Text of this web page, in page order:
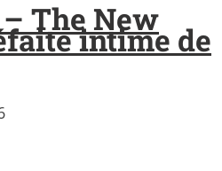
The New
intime de